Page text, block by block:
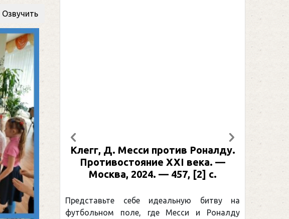
Озвучить
Клегг, Д. Месси против Роналду.
Противостояние XXI века. —
Москва, 2024. — 457, [2] с.
Представьте себе идеальную битву на
футбольном поле, где Месси и Роналду
Рабинер, И. Я.
:
Москва, 2024
Предыдущий Следующий